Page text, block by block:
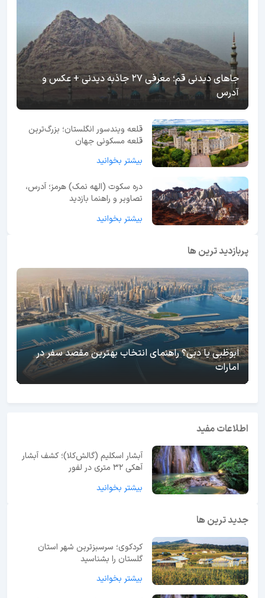
جاهای دیدنی قم؛ معرفی 27 جاذبه دیدنی + عکس و
آدرس
قلعه ویندسور انگلستان؛ بزرگ‌ترین
قلعه مسکونی جهان
بیشتر بخوانید
دره سکوت (الهه نمک) هرمز؛ آدرس،
تصاویر و راهنما بازدید
بیشتر بخوانید
پربازدید ترین ها
ابوظبی یا دبی؟ راهنمای انتخاب بهترین مقصد سفر در
امارات
اطلاعات مفید
آبشار اسکلیم (گالش‌کلا)؛ کشف آبشار
آهکی ۳۲ متری در لفور
بیشتر بخوانید
جدید ترین ها
کردکوی؛ سرسبزترین شهر استان
گلستان را بشناسید
بیشتر بخوانید